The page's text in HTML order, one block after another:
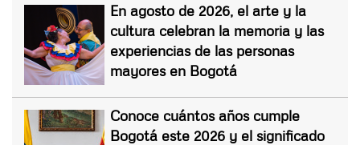
En agosto de 2026, el arte y la
cultura celebran la memoria y las
experiencias de las personas
mayores en Bogotá
Conoce cuántos años cumple
Bogotá este 2026 y el significado